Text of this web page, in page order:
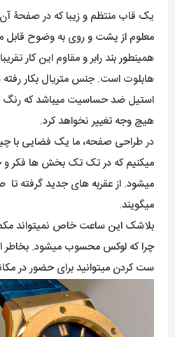
یک قاب منتظم و زیبا که در صفحۀ
معلوم از پشت و روی به وضوح
همینطور بند رابر و مقاوم این کار
هابلوت است. جنس متریال بکار
استیل ضد حساسیت میباشد که رنگ
هیچ وجه تغییر نخواهد کرد.
در طراحی صفحه، ما یک فضایی با
میکنیم که در تک تک بخش ها فکر
میشود. از عقربه های جدید گرفته
میگویند.
بلاشک این ساعت خاص نمیتواند
چرا که لوکس محسوب میشود. بخاطر
ست کردن میتوانید برای حضور در